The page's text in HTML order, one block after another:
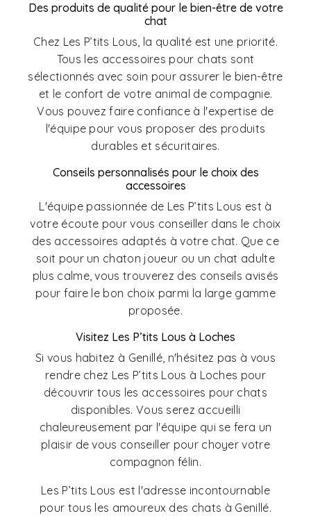
Des produits de qualité pour le bien-être de votre
chat
Chez Les P’tits Lous, la qualité est une priorité.
Tous les accessoires pour chats sont
sélectionnés avec soin pour assurer le bien-être
et le confort de votre animal de compagnie.
Vous pouvez faire confiance à l'expertise de
l'équipe pour vous proposer des produits
durables et sécuritaires.
Conseils personnalisés pour le choix des
accessoires
L'équipe passionnée de Les P’tits Lous est à
votre écoute pour vous conseiller dans le choix
des accessoires adaptés à votre chat. Que ce
soit pour un chaton joueur ou un chat adulte
plus calme, vous trouverez des conseils avisés
pour faire le bon choix parmi la large gamme
proposée.
Visitez Les P’tits Lous à Loches
Si vous habitez à Genillé, n'hésitez pas à vous
rendre chez Les P’tits Lous à Loches pour
découvrir tous les accessoires pour chats
disponibles. Vous serez accueilli
chaleureusement par l'équipe qui se fera un
plaisir de vous conseiller pour choyer votre
compagnon félin.
Les P’tits Lous est l'adresse incontournable
pour tous les amoureux des chats à Genillé.